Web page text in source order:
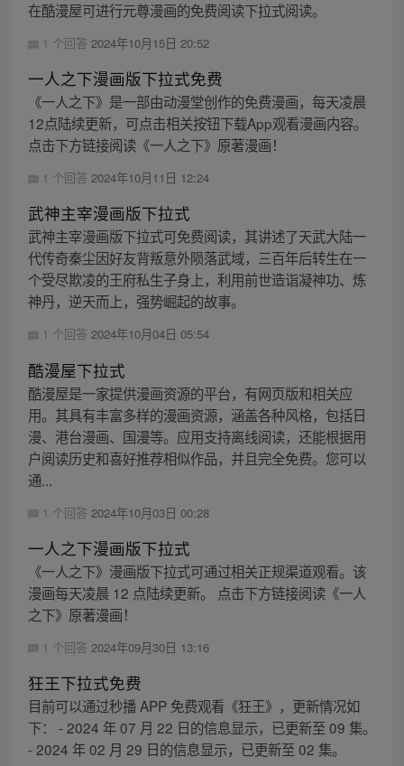
在酷漫屋可进行元尊漫画的免费阅读下拉式阅读。
1 个回答 2024年10月15日 20:52
一人之下漫画版下拉式免费
《一人之下》是一部由动漫堂创作的免费漫画，每天凌晨
12点陆续更新，可点击相关按钮下载App观看漫画内容。
点击下方链接阅读《一人之下》原著漫画！
1 个回答 2024年10月11日 12:24
武神主宰漫画版下拉式
武神主宰漫画版下拉式可免费阅读，其讲述了天武大陆一
代传奇秦尘因好友背叛意外陨落武域，三百年后转生在一
个受尽欺凌的王府私生子身上，利用前世造诣凝神功、炼
神丹，逆天而上，强势崛起的故事。
1 个回答 2024年10月04日 05:54
酷漫屋下拉式
酷漫屋是一家提供漫画资源的平台，有网页版和相关应
用。其具有丰富多样的漫画资源，涵盖各种风格，包括日
漫、港台漫画、国漫等。应用支持离线阅读，还能根据用
户阅读历史和喜好推荐相似作品，并且完全免费。您可以
通...
1 个回答 2024年10月03日 00:28
一人之下漫画版下拉式
《一人之下》漫画版下拉式可通过相关正规渠道观看。该
漫画每天凌晨 12 点陆续更新。 点击下方链接阅读《一人
之下》原著漫画！
1 个回答 2024年09月30日 13:16
狂王下拉式免费
目前可以通过秒播 APP 免费观看《狂王》，更新情况如
下： - 2024 年 07 月 22 日的信息显示，已更新至 09 集。
- 2024 年 02 月 29 日的信息显示，已更新至 02 集。